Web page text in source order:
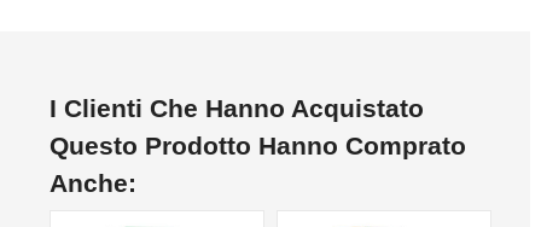
I Clienti Che Hanno Acquistato
Questo Prodotto Hanno Comprato
Anche: